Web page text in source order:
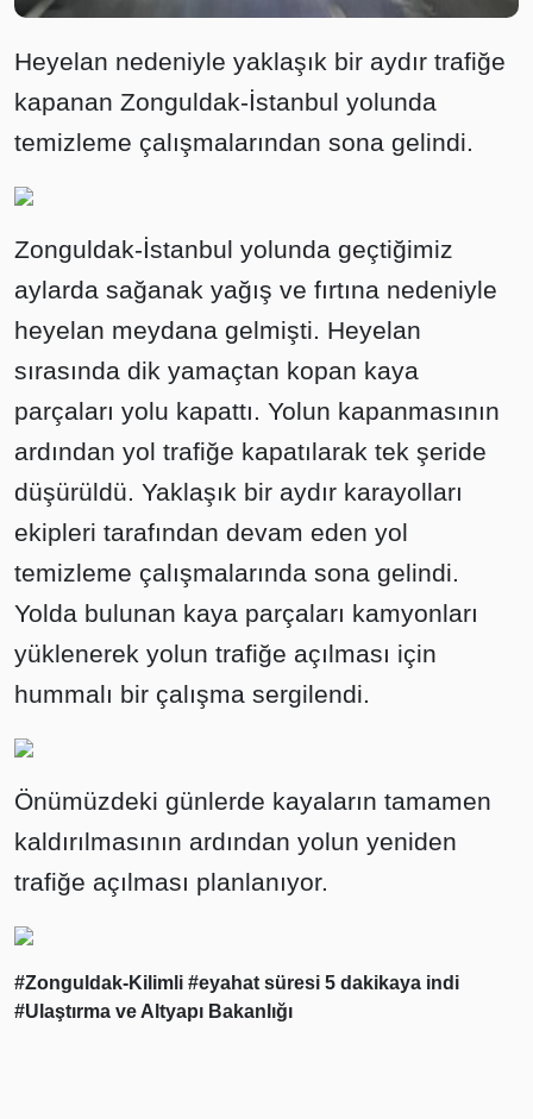
Heyelan nedeniyle yaklaşık bir aydır trafiğe
kapanan Zonguldak-İstanbul yolunda
temizleme çalışmalarından sona gelindi.
Zonguldak-İstanbul yolunda geçtiğimiz
aylarda sağanak yağış ve fırtına nedeniyle
heyelan meydana gelmişti. Heyelan
sırasında dik yamaçtan kopan kaya
parçaları yolu kapattı. Yolun kapanmasının
ardından yol trafiğe kapatılarak tek şeride
düşürüldü. Yaklaşık bir aydır karayolları
ekipleri tarafından devam eden yol
temizleme çalışmalarında sona gelindi.
Yolda bulunan kaya parçaları kamyonları
yüklenerek yolun trafiğe açılması için
hummalı bir çalışma sergilendi.
Önümüzdeki günlerde kayaların tamamen
kaldırılmasının ardından yolun yeniden
trafiğe açılması planlanıyor.
#Zonguldak-Kilimli #eyahat süresi 5 dakikaya indi
#Ulaştırma ve Altyapı Bakanlığı